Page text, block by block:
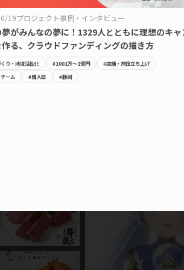
19プロジェクト事例・インタビュー
がみんなの夢に！1329人とともに理想のキャ
る、クラウドファンディングの描き方
り・地域活性化 #1001万〜1億円
#店舗・施設立ち上げ
ーム
#購入型 #静岡